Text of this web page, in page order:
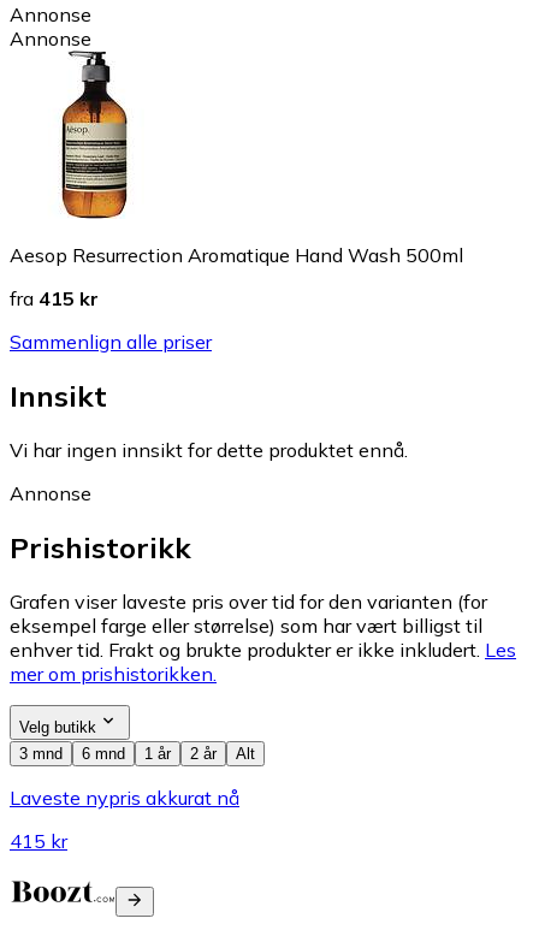
Annonse
Annonse
Aesop Resurrection Aromatique Hand Wash 500ml
fra 415 kr
Sammenlign alle priser
Innsikt
Vi har ingen innsikt for dette produktet ennå.
Annonse
Prishistorikk
Grafen viser laveste pris over tid for den varianten (for
eksempel farge eller størrelse) som har vært billigst til
enhver tid. Frakt og brukte produkter er ikke inkludert. Les
mer om prishistorikken.
Velg butikk
3 mnd
6 mnd 1 år 2 år Alt
Laveste nypris akkurat nå
415 kr